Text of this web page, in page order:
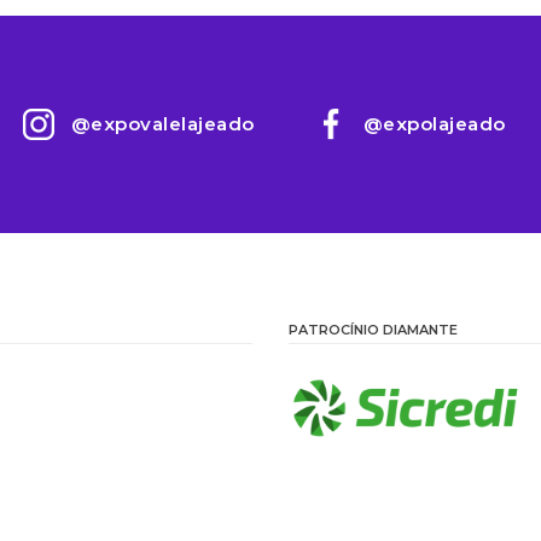
@expovalelajeado @expolajeado
PATROCÍNIO DIAMANTE